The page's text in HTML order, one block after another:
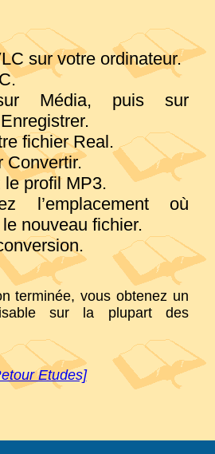
sur votre ordinateur.
Média, puis sur
fichier Real.
Convertir.
profil MP3.
l’emplacement où
nouveau fichier.
terminée, vous obtenez un
sur la plupart des
Etudes]